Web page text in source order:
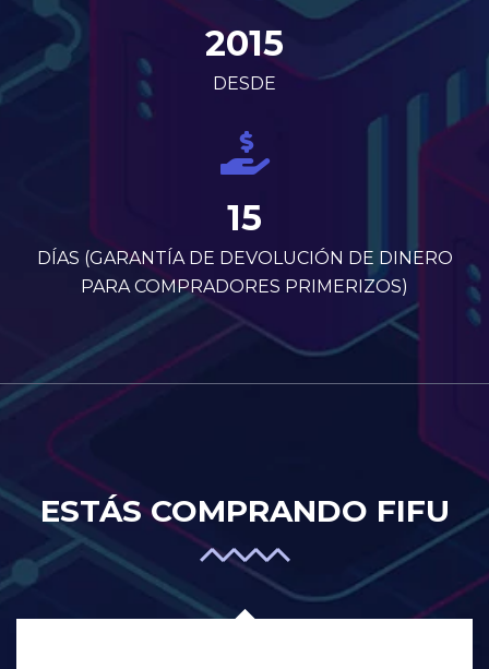
2015
DESDE
15
DÍAS (GARANTÍA DE DEVOLUCIÓN DE DINERO
PARA COMPRADORES PRIMERIZOS)
ESTÁS COMPRANDO FIFU